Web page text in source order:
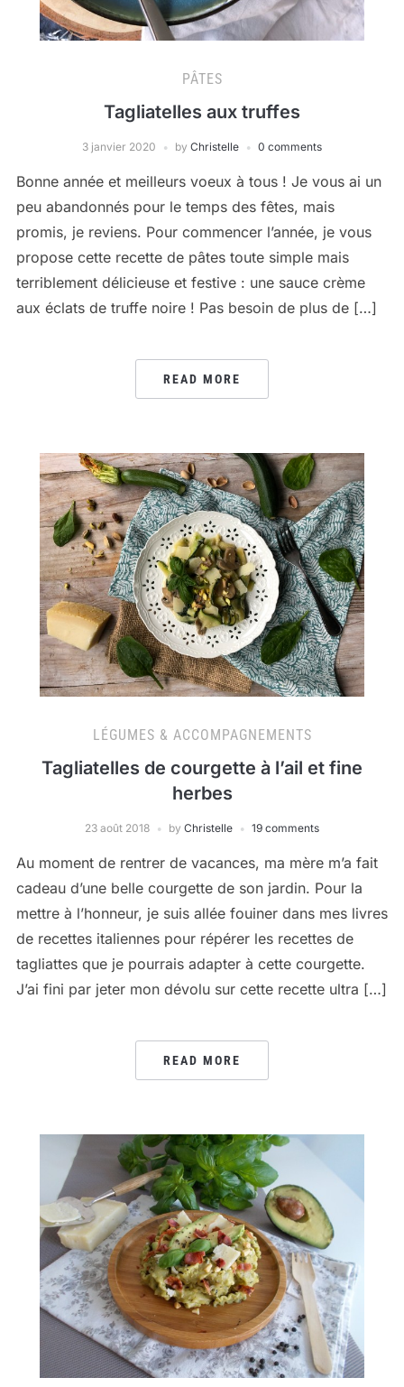
PÂTES
Tagliatelles aux truffes
3 janvier 2020 by Christelle 0 comments
Bonne année et meilleurs voeux à tous ! Je vous ai un
peu abandonnés pour le temps des fêtes, mais
promis, je reviens. Pour commencer l’année, je vous
propose cette recette de pâtes toute simple mais
terriblement délicieuse et festive : une sauce crème
aux éclats de truffe noire ! Pas besoin de plus de […]
READ MORE
LÉGUMES & ACCOMPAGNEMENTS
Tagliatelles de courgette à l’ail et fine
herbes
23 août 2018 by Christelle 19 comments
Au moment de rentrer de vacances, ma mère m’a fait
cadeau d’une belle courgette de son jardin. Pour la
mettre à l’honneur, je suis allée fouiner dans mes livres
de recettes italiennes pour répérer les recettes de
tagliattes que je pourrais adapter à cette courgette.
J’ai fini par jeter mon dévolu sur cette recette ultra […]
READ MORE